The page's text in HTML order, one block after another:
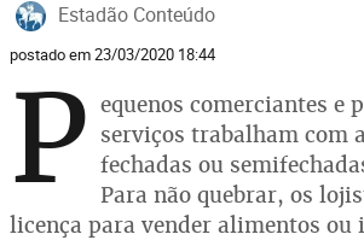
Estadão Conteúdo
postado em 23/03/2020 18:44
P equenos comerciantes e
serviços trabalham com
fechadas ou
Para não quebrar, os
licença para vender alimentos ou